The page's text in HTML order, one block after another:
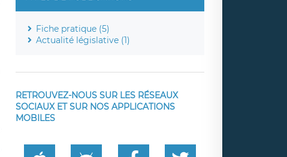
Fiche pratique (5)
Actualité législative (1)
RETROUVEZ-NOUS SUR LES RÉSEAUX
SOCIAUX ET SUR NOS APPLICATIONS
MOBILES